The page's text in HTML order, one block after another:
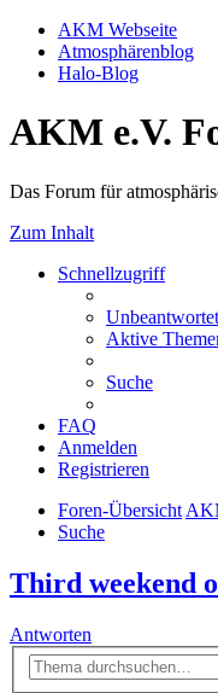
AKM Webseite
Atmosphärenblog
Halo-Blog
AKM e.V.
Das Forum für
Zum Inhalt
Schnellzugriff
Aktive
Suche
FAQ
Anmelden
Registrieren
Foren-Übersicht
Suche
Third weekend
Antworten